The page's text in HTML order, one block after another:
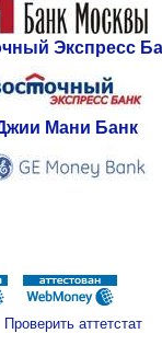
Экспресс
Мани Банк
Проверить аттетстат